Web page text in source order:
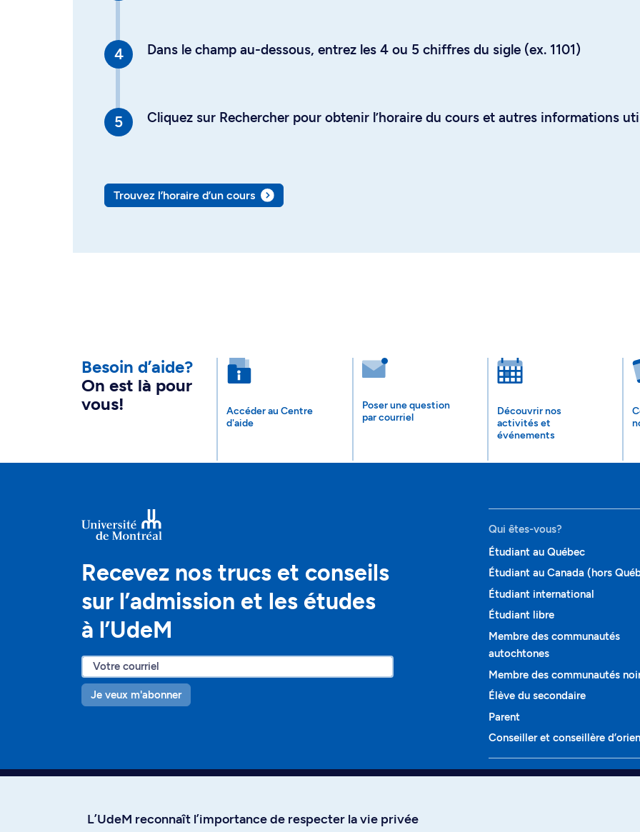
Dans le champ au-dessous, entrez les 4 ou 5 chiffres du sigle (ex. 1101)
Cliquez sur Rechercher pour obtenir l’horaire du cours et autres informations
Trouvez l’horaire d’un cours
Besoin d’aide?
On est là pour
vous!
Accéder au Centre
d'aide
Poser une question
par courriel
Découvrir nos
activités et
événements
Recevez nos trucs et conseils
sur l’admission et les études
à l’UdeM
Je veux m'abonner
Qui êtes-vous?
Étudiant au Québec
Étudiant au Canada (hors
Étudiant international
Étudiant libre
Membre des communautés
autochtones
Membre des communautés
Élève du secondaire
Parent
Conseiller et conseillère
Programmes et cours
L’UdeM reconnaît l’importance de respecter la vie privée